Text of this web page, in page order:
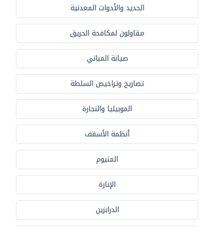
الحديد والأدوات المعدنية
مقاولون لمكافحة الحريق
صيانة المباني
تصاريح وتراخيص السلطة
الموبيليا والنجارة
أنظمة الأسقف
المنيوم
الإنارة
الدرابزين